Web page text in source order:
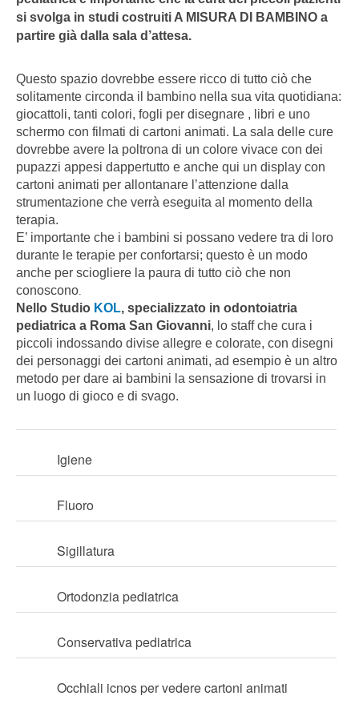
si svolga in studi costruiti A MISURA DI BAMBINO a
partire già dalla sala d’attesa.
Questo spazio dovrebbe essere ricco di tutto ciò che
solitamente circonda il bambino nella sua vita quotidiana:
giocattoli, tanti colori, fogli per disegnare , libri e uno
schermo con filmati di cartoni animati. La sala delle cure
dovrebbe avere la poltrona di un colore vivace con dei
pupazzi appesi dappertutto e anche qui un display con
cartoni animati per allontanare l’attenzione dalla
strumentazione che verrà eseguita al momento della
terapia.
E’ importante che i bambini si possano vedere tra di loro
durante le terapie per confortarsi; questo è un modo
anche per sciogliere la paura di tutto ciò che non
conoscono.
Nello Studio KOL, specializzato in odontoiatria
pediatrica a Roma San Giovanni, lo staff che cura i
piccoli indossando divise allegre e colorate, con disegni
dei personaggi dei cartoni animati, ad esempio è un altro
metodo per dare ai bambini la sensazione di trovarsi in
un luogo di gioco e di svago.
Igiene
Fluoro
Sigillatura
Ortodonzia pediatrica
Conservativa pediatrica
Occhiali icnos per vedere cartoni animati